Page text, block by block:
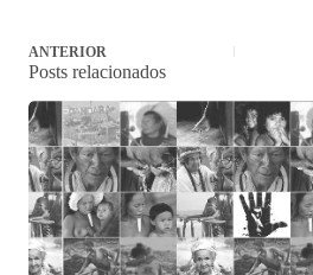
ANTERIOR
Posts relacionados